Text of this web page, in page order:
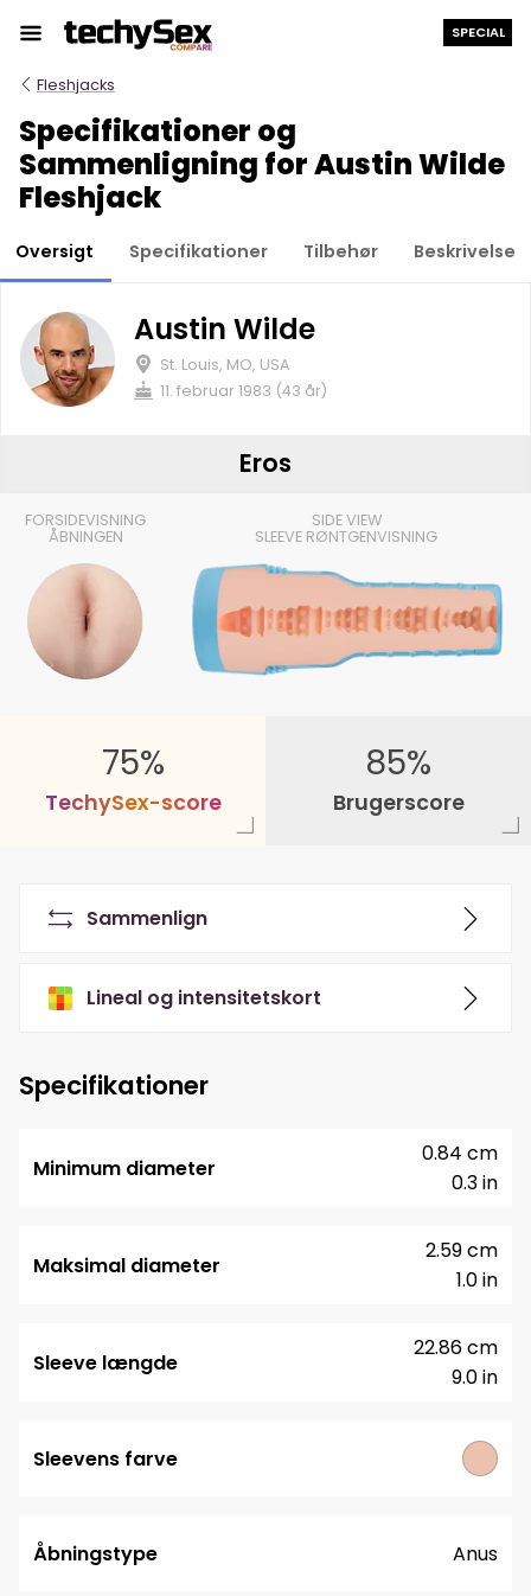
indholdet
SPECIAL
Fleshjacks
Specifikationer og
Sammenligning for Austin Wilde
Fleshjack
Oversigt Specifikationer Tilbehør Beskrivelse
FORSIDEVISNING
ÅBNINGEN
SIDE VIEW
SLEEVE RØNTGENVISNING
75%
TechySex-score
85%
Brugerscore
Sammenlign
Lineal og intensitetskort
Specifikationer
Minimum diameter
0.3 in
0.84 cm
Maksimal diameter
1.0 in
2.59 cm
Sleeve længde
9.0 in
22.86 cm
Sleevens farve
Åbningstype Anus
Austin Wilde
St. Louis, MO, USA
11. februar 1983 (43 år)
Eros